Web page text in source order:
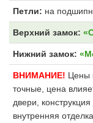
Петли: на
Верхний замок:
Нижний замок:
ВНИМАНИЕ! Цены
точные, цена
двери,
внутренняя